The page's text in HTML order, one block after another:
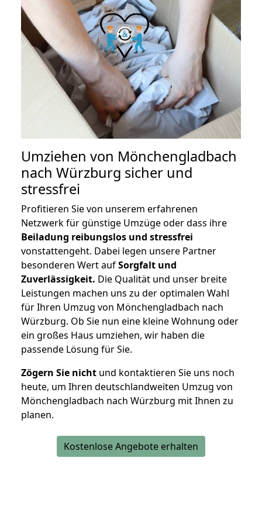
Umziehen von Mönchengladbach
nach Würzburg sicher und
stressfrei
Profitieren Sie von unserem erfahrenen
Netzwerk für günstige Umzüge oder dass ihre
Beiladung reibungslos und stressfrei
vonstattengeht. Dabei legen unsere Partner
besonderen Wert aufSorgfalt und
Zuverlässigkeit. Die Qualität und unser breite
Leistungen machen uns zu der optimalen Wahl
für Ihren Umzug von Mönchengladbach nach
Würzburg. Ob Sie nun eine kleine Wohnung oder
ein großes Haus umziehen, wir haben die
passende Lösung für Sie.
Zögern Sie nicht und kontaktieren Sie uns noch
heute, um Ihren deutschlandweiten Umzug von
Mönchengladbach nach Würzburg mit Ihnen zu
planen.
Kostenlose Angebote erhalten